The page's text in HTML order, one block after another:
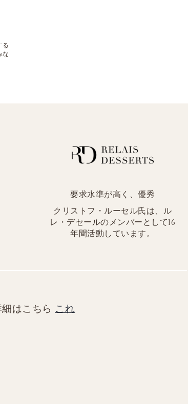
る
な
要求水準が高く、優秀
クリストフ・ルーセル氏は、ル
レ・デセールのメンバーとして16
年間活動しています。
はこちら これ